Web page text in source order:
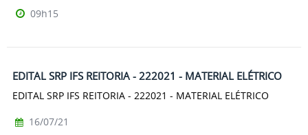
09h15
EDITAL SRP IFS REITORIA - 222021 - MATERIAL ELÉTRICO
EDITAL SRP IFS REITORIA - 222021 - MATERIAL ELÉTRICO
16/07/21